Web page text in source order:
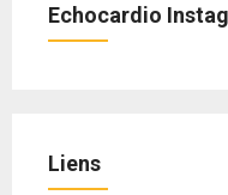
Echocardio
Liens